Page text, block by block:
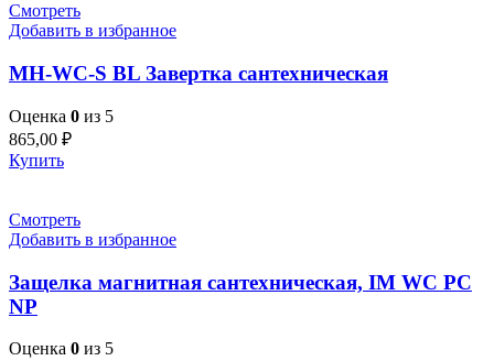
Смотреть
Добавить в избранное
MH-WC-S BL Завертка сантехническая
Оценка 0 из 5
865,00 ₽
Купить
Смотреть
Добавить в избранное
Защелка магнитная сантехническая, IM WC PC
NP
Оценка 0 из 5